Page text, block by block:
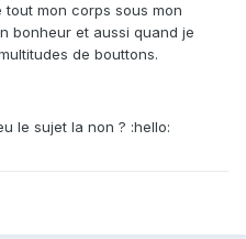
mon corps sous mon
bonheur et aussi quand je
de bouttons.
le sujet la non ? :hello: